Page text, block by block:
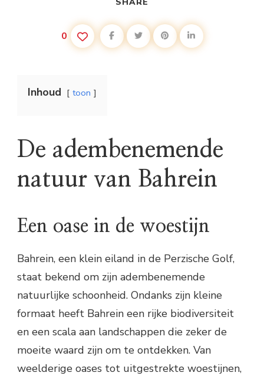
0
Inhoud toon
De adembenemende
natuur van Bahrein
Een oase in de woestijn
Bahrein, een klein eiland in de Perzische Golf,
staat bekend om zijn adembenemende
natuurlijke schoonheid. Ondanks zijn kleine
formaat heeft Bahrein een rijke biodiversiteit
en een scala aan landschappen die zeker de
moeite waard zijn om te ontdekken. Van
weelderige oases tot uitgestrekte woestijnen,